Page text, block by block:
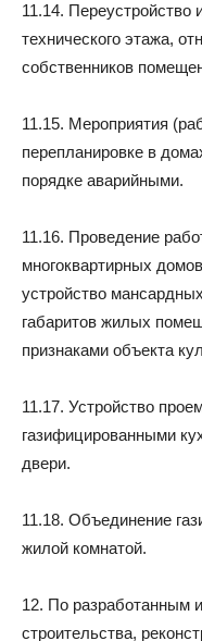
11.14. Переустройство
технического этажа,
собственников
11.15. Мероприятия
перепланировке в
порядке аварийными.
11.16. Проведение
многоквартирных
устройство
габаритов жилых
признаками объекта
11.17. Устройство
газифицированными
двери.
11.18. Объединение
жилой комнатой.
12. По разработанным
строительства,